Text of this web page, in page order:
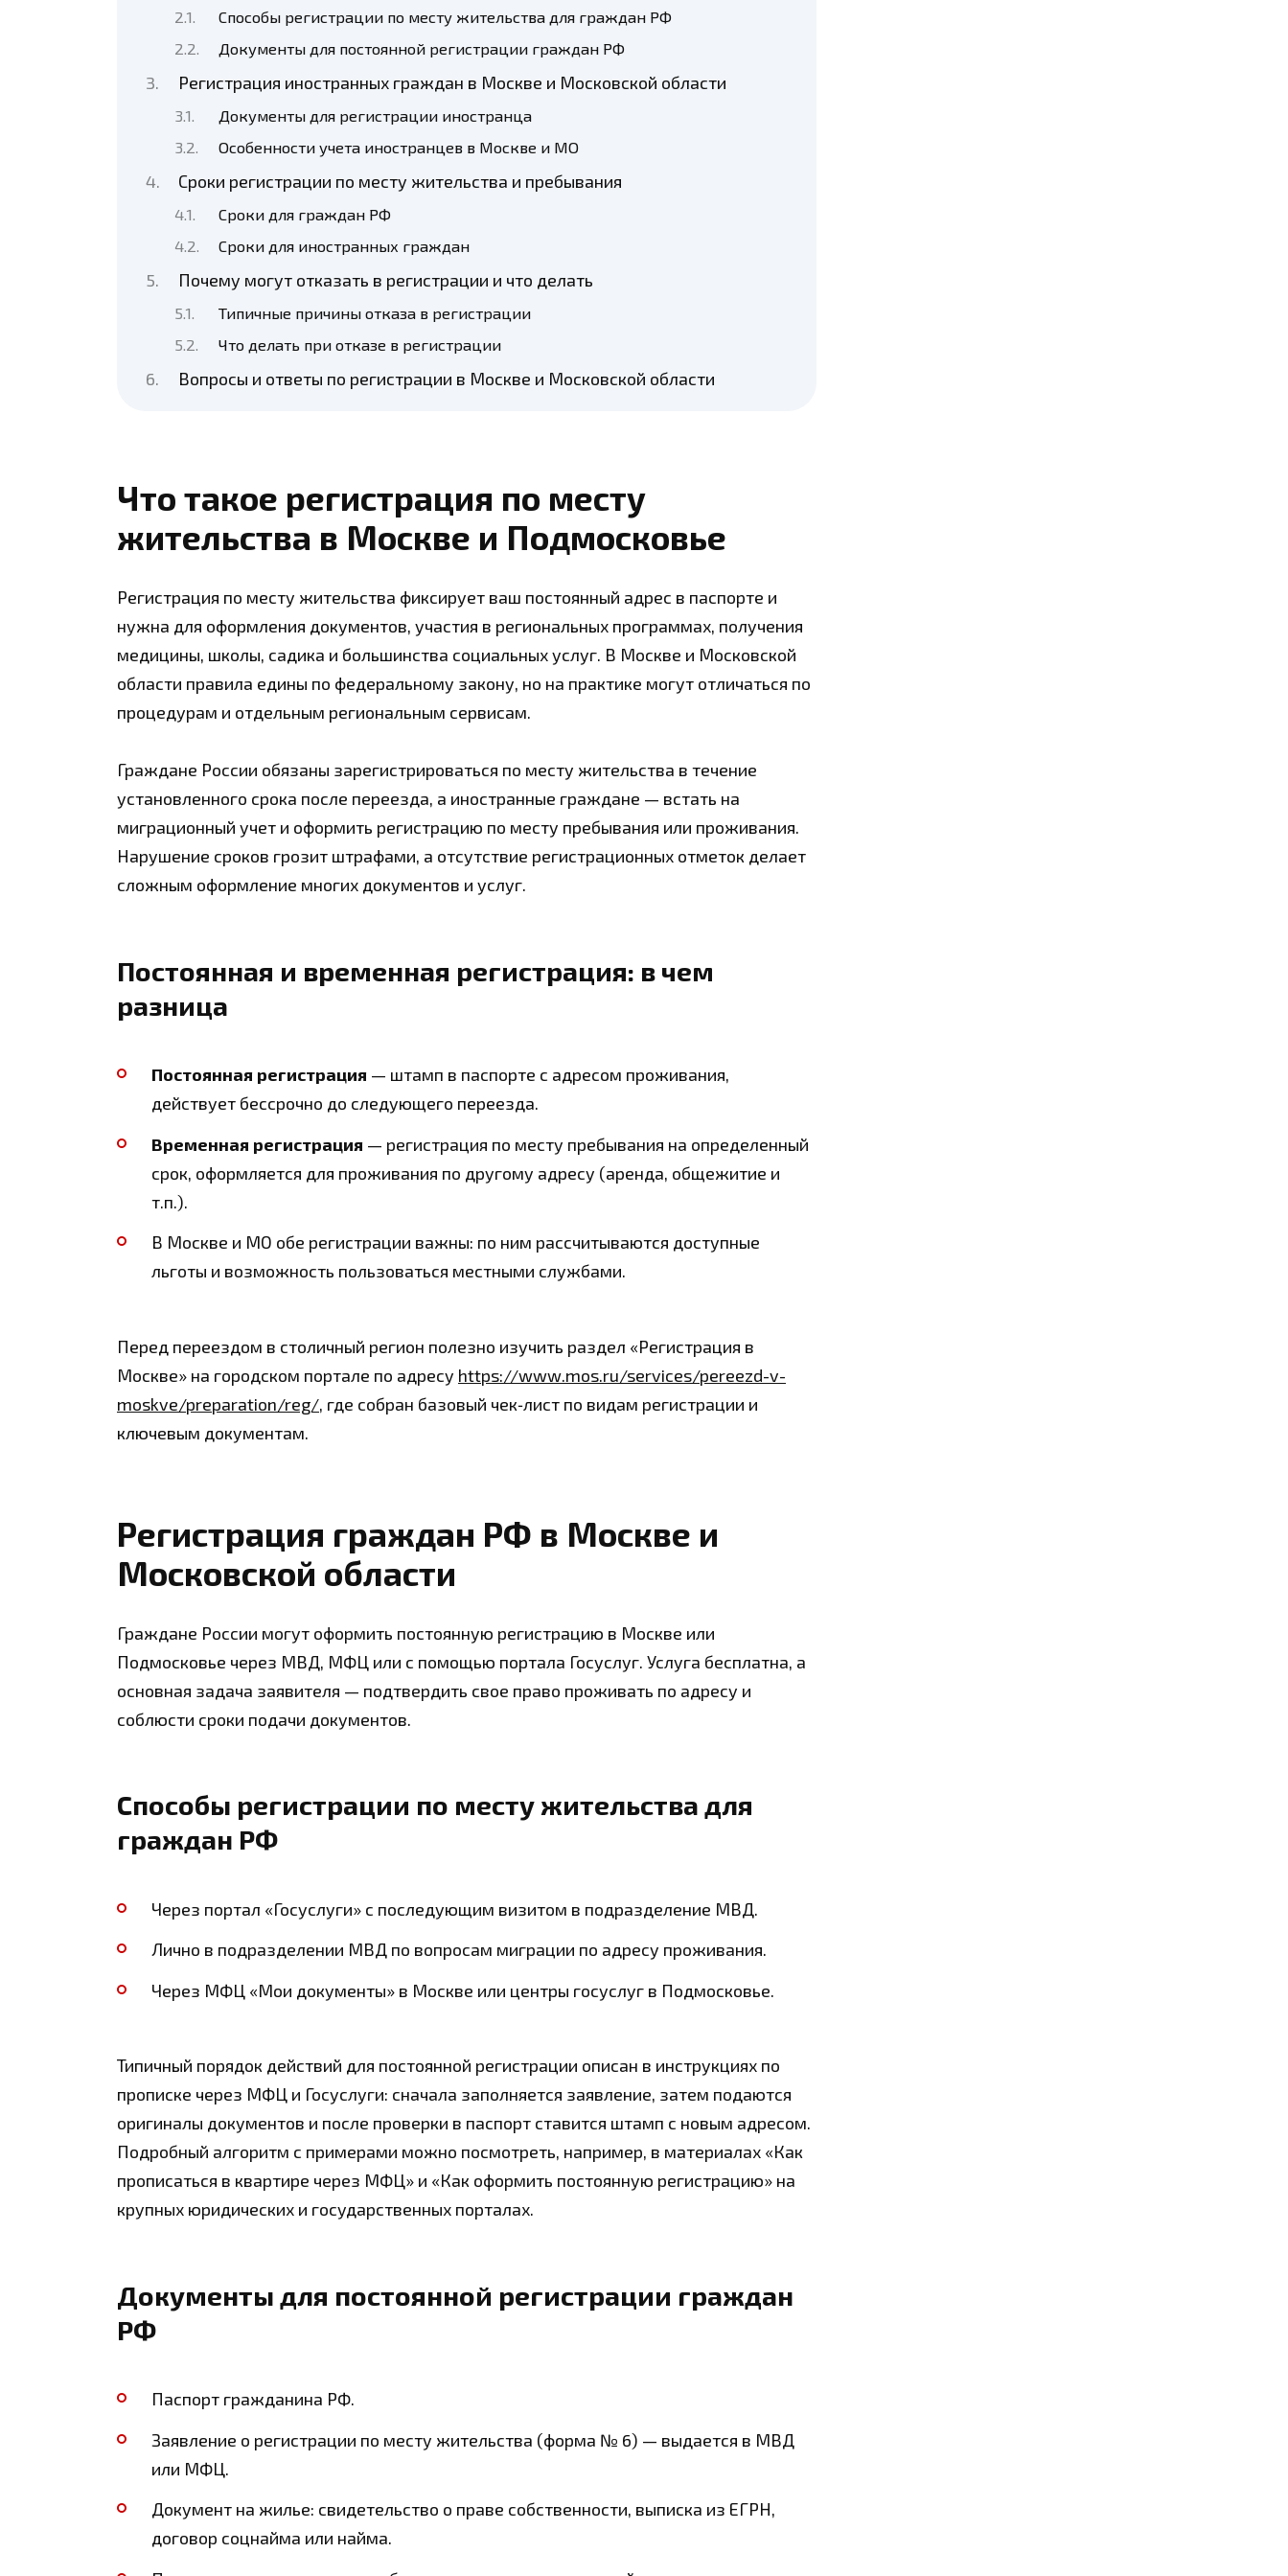
Способы регистрации по месту жительства для граждан РФ
Документы для постоянной регистрации граждан РФ
Регистрация иностранных граждан в Москве и Московской области
Документы для регистрации иностранца
Особенности учета иностранцев в Москве и МО
Сроки регистрации по месту жительства и пребывания
Сроки для граждан РФ
Сроки для иностранных граждан
Почему могут отказать в регистрации и что делать
Типичные причины отказа в регистрации
Что делать при отказе в регистрации
Вопросы и ответы по регистрации в Москве и Московской области
Что такое регистрация по месту
жительства в Москве и Подмосковье
Регистрация по месту жительства фиксирует ваш постоянный адрес в паспорте и
нужна для оформления документов, участия в региональных программах, получения
медицины, школы, садика и большинства социальных услуг. В Москве и Московской
области правила едины по федеральному закону, но на практике могут отличаться по
процедурам и отдельным региональным сервисам.
Граждане России обязаны зарегистрироваться по месту жительства в течение
установленного срока после переезда, а иностранные граждане — встать на
миграционный учет и оформить регистрацию по месту пребывания или проживания.
Нарушение сроков грозит штрафами, а отсутствие регистрационных отметок делает
сложным оформление многих документов и услуг.
Постоянная и временная регистрация: в чем
разница
Постоянная регистрация — штамп в паспорте с адресом проживания,
действует бессрочно до следующего переезда.
Временная регистрация — регистрация по месту пребывания на определенный
срок, оформляется для проживания по другому адресу (аренда, общежитие и
т.п.).
В Москве и МО обе регистрации важны: по ним рассчитываются доступные
льготы и возможность пользоваться местными службами.
Перед переездом в столичный регион полезно изучить раздел «Регистрация в
Москве» на городском портале по адресу https://www.mos.ru/services/pereezd-v-
moskve/preparation/reg/, где собран базовый чек‑лист по видам регистрации и
ключевым документам.
Регистрация граждан РФ в Москве и
Московской области
Граждане России могут оформить постоянную регистрацию в Москве или
Подмосковье через МВД, МФЦ или с помощью портала Госуслуг. Услуга бесплатна, а
основная задача заявителя — подтвердить свое право проживать по адресу и
соблюсти сроки подачи документов.
Способы регистрации по месту жительства для
граждан РФ
Через портал «Госуслуги» с последующим визитом в подразделение МВД.
Лично в подразделении МВД по вопросам миграции по адресу проживания.
Через МФЦ «Мои документы» в Москве или центры госуслуг в Подмосковье.
Типичный порядок действий для постоянной регистрации описан в инструкциях по
прописке через МФЦ и Госуслуги: сначала заполняется заявление, затем подаются
оригиналы документов и после проверки в паспорт ставится штамп с новым адресом.
Подробный алгоритм с примерами можно посмотреть, например, в материалах «Как
прописаться в квартире через МФЦ» и «Как оформить постоянную регистрацию» на
крупных юридических и государственных порталах.
Документы для постоянной регистрации граждан
РФ
Паспорт гражданина РФ.
Заявление о регистрации по месту жительства (форма № 6) — выдается в МВД
или МФЦ.
Документ на жилье: свидетельство о праве собственности, выписка из ЕГРН,
договор соцнайма или найма.